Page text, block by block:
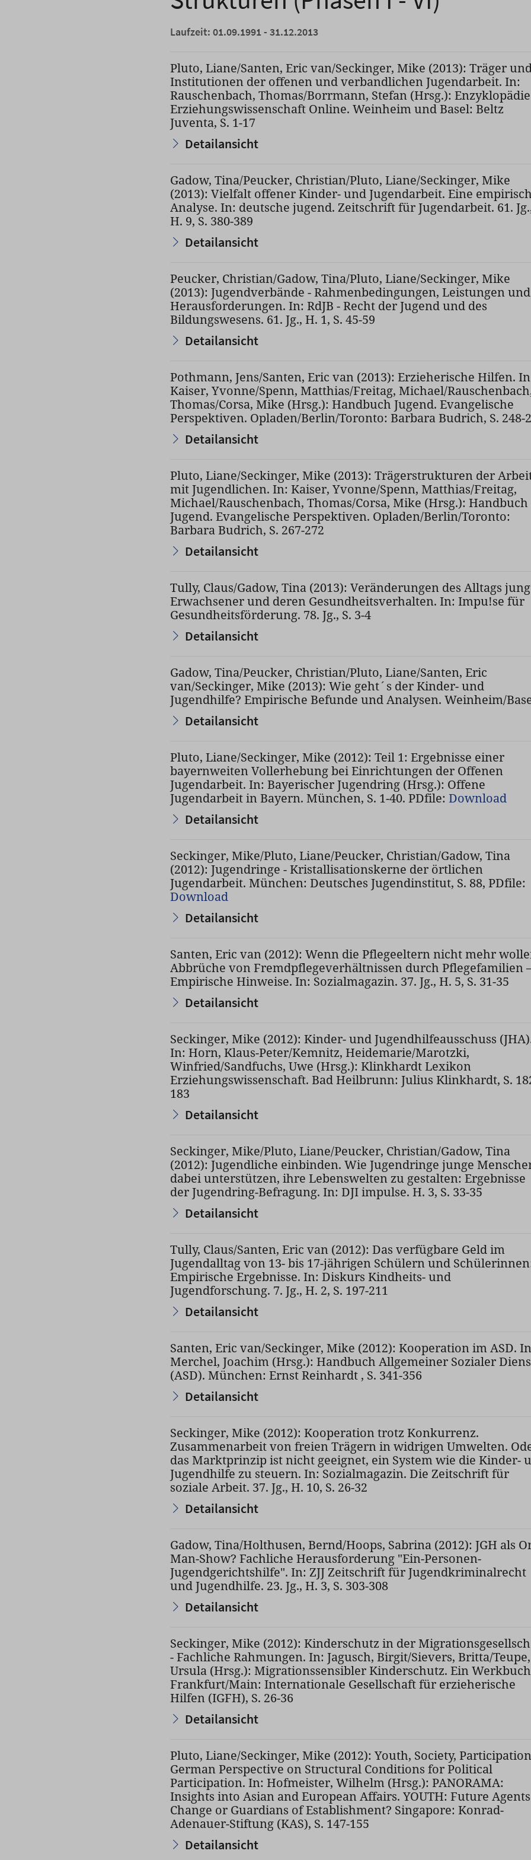
Laufzeit: 01.09.1991 - 31.12.2013
Pluto, Liane/Santen, Eric van/Seckinger, Mike (2013): Träger
Institutionen der offenen und verbandlichen Jugendarbeit. In:
Rauschenbach, Thomas/Borrmann, Stefan (Hrsg.): Enzyklopädie
Erziehungswissenschaft Online. Weinheim und Basel: Beltz
Juventa, S. 1-17
Detailansicht
Gadow, Tina/Peucker, Christian/Pluto, Liane/Seckinger, Mike
(2013): Vielfalt offener Kinder- und Jugendarbeit. Eine
Analyse. In: deutsche jugend. Zeitschrift für Jugendarbeit. 61.
H. 9, S. 380-389
Detailansicht
Peucker, Christian/Gadow, Tina/Pluto, Liane/Seckinger, Mike
(2013): Jugendverbände - Rahmenbedingungen, Leistungen und
Herausforderungen. In: RdJB - Recht der Jugend und des
Bildungswesens. 61. Jg., H. 1, S. 45-59
Detailansicht
Pothmann, Jens/Santen, Eric van (2013): Erzieherische Hilfen.
Kaiser, Yvonne/Spenn, Matthias/Freitag, Michael/
Thomas/Corsa, Mike (Hrsg.): Handbuch Jugend. Evangelische
Perspektiven. Opladen/Berlin/Toronto: Barbara Budrich, S. 248-
Detailansicht
Pluto, Liane/Seckinger, Mike (2013): Trägerstrukturen der
mit Jugendlichen. In: Kaiser, Yvonne/Spenn, Matthias/Freitag,
Michael/Rauschenbach, Thomas/Corsa, Mike (Hrsg.): Handbuch
Jugend. Evangelische Perspektiven. Opladen/Berlin/Toronto:
Barbara Budrich, S. 267-272
Detailansicht
Tully, Claus/Gadow, Tina (2013): Veränderungen des Alltags
Erwachsener und deren Gesundheitsverhalten. In: Impu!se für
Gesundheitsförderung. 78. Jg., S. 3-4
Detailansicht
Gadow, Tina/Peucker, Christian/Pluto, Liane/Santen, Eric
van/Seckinger, Mike (2013): Wie geht´s der Kinder- und
Jugendhilfe? Empirische Befunde und Analysen. Weinheim/
Detailansicht
Pluto, Liane/Seckinger, Mike (2012): Teil 1: Ergebnisse einer
bayernweiten Vollerhebung bei Einrichtungen der Offenen
Jugendarbeit. In: Bayerischer Jugendring (Hrsg.): Offene
Jugendarbeit in Bayern. München, S. 1-40. PDfile: Download
Detailansicht
Seckinger, Mike/Pluto, Liane/Peucker, Christian/Gadow, Tina
(2012): Jugendringe - Kristallisationskerne der örtlichen
Jugendarbeit. München: Deutsches Jugendinstitut, S. 88, PDfile:
Download
Detailansicht
Santen, Eric van (2012): Wenn die Pflegeeltern nicht mehr
Abbrüche von Fremdpflegeverhältnissen durch Pflegefamilien
Empirische Hinweise. In: Sozialmagazin. 37. Jg., H. 5, S. 31-35
Detailansicht
Seckinger, Mike (2012): Kinder- und Jugendhilfeausschuss
In: Horn, Klaus-Peter/Kemnitz, Heidemarie/Marotzki,
Winfried/Sandfuchs, Uwe (Hrsg.): Klinkhardt Lexikon
Erziehungswissenschaft. Bad Heilbrunn: Julius Klinkhardt, S.
183
Detailansicht
Seckinger, Mike/Pluto, Liane/Peucker, Christian/Gadow, Tina
(2012): Jugendliche einbinden. Wie Jugendringe junge
dabei unterstützen, ihre Lebenswelten zu gestalten: Ergebnisse
der Jugendring-Befragung. In: DJI impulse. H. 3, S. 33-35
Detailansicht
Tully, Claus/Santen, Eric van (2012): Das verfügbare Geld im
Jugendalltag von 13- bis 17-jährigen Schülern und
Empirische Ergebnisse. In: Diskurs Kindheits- und
Jugendforschung. 7. Jg., H. 2, S. 197-211
Detailansicht
Santen, Eric van/Seckinger, Mike (2012): Kooperation im ASD.
Merchel, Joachim (Hrsg.): Handbuch Allgemeiner Sozialer
(ASD). München: Ernst Reinhardt , S. 341-356
Detailansicht
Seckinger, Mike (2012): Kooperation trotz Konkurrenz.
Zusammenarbeit von freien Trägern in widrigen Umwelten.
das Marktprinzip ist nicht geeignet, ein System wie die Kinder-
Jugendhilfe zu steuern. In: Sozialmagazin. Die Zeitschrift für
soziale Arbeit. 37. Jg., H. 10, S. 26-32
Detailansicht
Gadow, Tina/Holthusen, Bernd/Hoops, Sabrina (2012): JGH als
Man-Show? Fachliche Herausforderung "Ein-Personen-
Jugendgerichtshilfe". In: ZJJ Zeitschrift für Jugendkriminalrecht
und Jugendhilfe. 23. Jg., H. 3, S. 303-308
Detailansicht
Seckinger, Mike (2012): Kinderschutz in der
- Fachliche Rahmungen. In: Jagusch, Birgit/Sievers, Britta/Teupe,
Ursula (Hrsg.): Migrationssensibler Kinderschutz. Ein
Frankfurt/Main: Internationale Gesellschaft für erzieherische
Hilfen (IGFH), S. 26-36
Detailansicht
Pluto, Liane/Seckinger, Mike (2012): Youth, Society,
German Perspective on Structural Conditions for Political
Participation. In: Hofmeister, Wilhelm (Hrsg.): PANORAMA:
Insights into Asian and European Affairs. YOUTH: Future
Change or Guardians of Establishment? Singapore: Konrad-
Adenauer-Stiftung (KAS), S. 147-155
Detailansicht